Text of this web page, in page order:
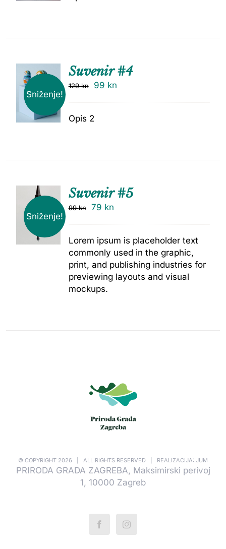
Sniženje!
DODAJ
Suvenir #4
129kn 99 kn
Opis 2
Sniženje!
DODAJ
Suvenir #5
99kn 79 kn
Lorem ipsum is placeholder text
commonly used in the graphic,
print, and publishing industries for
previewing layouts and visual
mockups.
© COPYRIGHT 2026 | ALL RIGHTS RESERVED | REALIZACIJA: JUM
PRIRODA GRADA ZAGREBA, Maksimirski perivoj
1, 10000 Zagreb